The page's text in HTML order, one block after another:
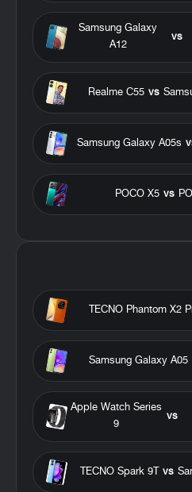
vs
Samsung Galaxy
A12
vs
Realme C55
Samsung Galaxy A05s
vs
POCO X5
TECNO Phantom X2
Samsung Galaxy A05
vs
Apple Watch Series
9
vs
TECNO Spark 9T